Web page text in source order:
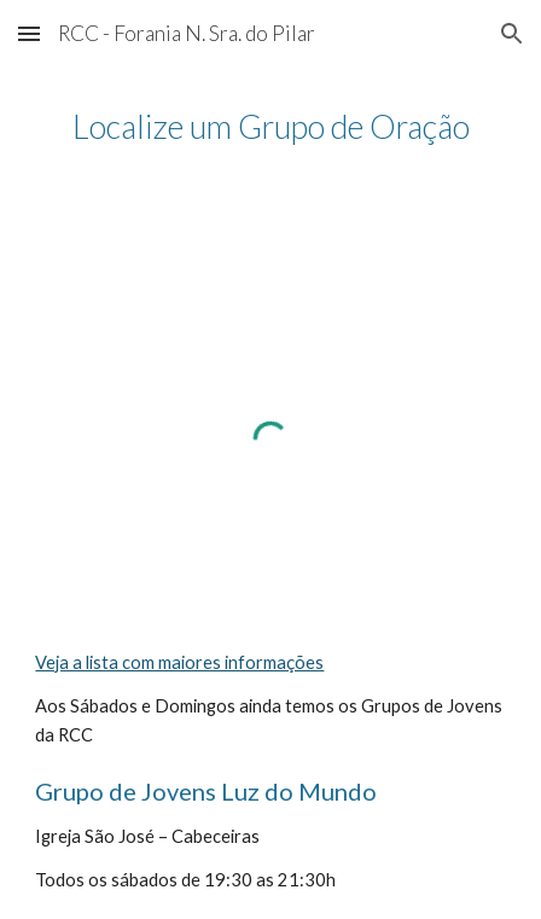
Skip to main content Skip to navigation
RCC - Forania N. Sra. do Pilar
Localize um Grupo de Oração
Veja a lista com maiores informações
Aos Sábados e Domingos ainda temos os Grupos de Jovens
da RCC
Grupo de Jovens Luz do Mundo
Igreja São José – Cabeceiras
Todos os sábados de 19:30 as 21:30h